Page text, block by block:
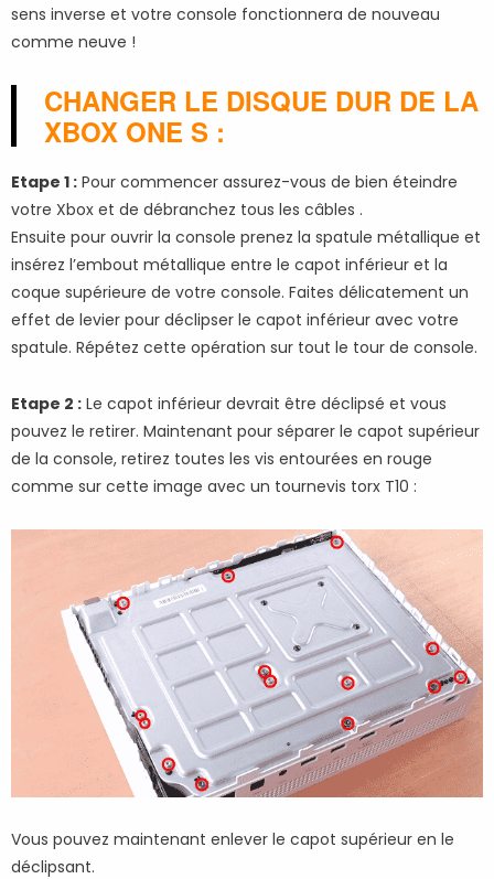
sens inverse et votre console fonctionnera de nouveau
comme neuve !
CHANGER LE DISQUE DUR DE LA
XBOX ONE S :
Etape 1 : Pour commencer assurez-vous de bien éteindre
votre Xbox et de débranchez tous les câbles .
Ensuite pour ouvrir la console prenez la spatule métallique et
insérez l’embout métallique entre le capot inférieur et la
coque supérieure de votre console. Faites délicatement un
effet de levier pour déclipser le capot inférieur avec votre
spatule. Répétez cette opération sur tout le tour de console.
Etape 2 : Le capot inférieur devrait être déclipsé et vous
pouvez le retirer. Maintenant pour séparer le capot supérieur
de la console, retirez toutes les vis entourées en rouge
comme sur cette image avec un tournevis torx T10 :
Vous pouvez maintenant enlever le capot supérieur en le
déclipsant.